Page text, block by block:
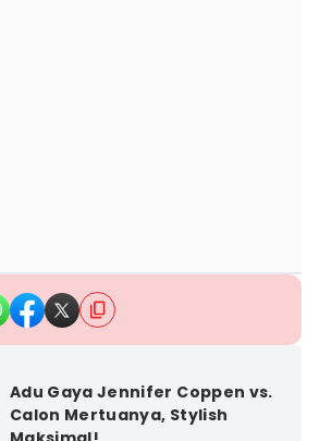
Adu Gaya Jennifer Coppen vs.
Calon Mertuanya, Stylish